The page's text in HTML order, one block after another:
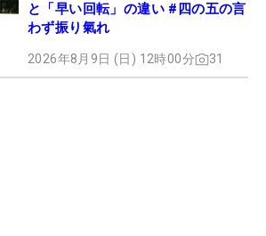
と「早い回転」の違い #四の五の言
わず振り氣れ
2026年8月9日 (日) 12時00分 31